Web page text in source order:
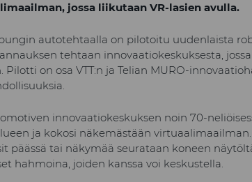
jossa liikutaan VR-lasien avulla.
autotehtaalla on pilotoitu uudenlaista
tehtaan innovaatiokeskuksesta,
on osa VTT:n ja Telian MURO-
innovaatiokeskuksen noin 70-
ja kokosi näkemästään
päässä tai näkymää seurataan koneen
hahmoina, joiden kanssa voi keskustella.